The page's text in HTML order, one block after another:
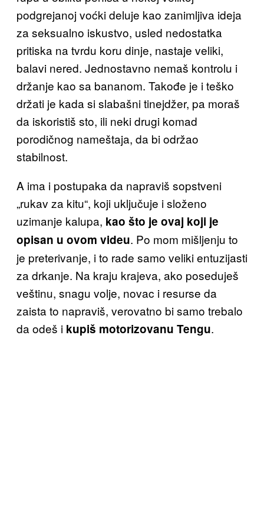
podgrejanoj voćki deluje kao zanimljiva ideja
za seksualno iskustvo, usled nedostatka
pritiska na tvrdu koru dinje, nastaje veliki,
balavi nered. Jednostavno nemaš kontrolu i
držanje kao sa bananom. Takođe je i teško
držati je kada si slabašni tinejdžer, pa moraš
da iskoristiš sto, ili neki drugi komad
porodičnog nameštaja, da bi održao
stabilnost.
A ima i postupaka da napraviš sopstveni
„rukav za kitu“, koji uključuje i složeno
uzimanje kalupa, kao što je ovaj koji je
opisan u ovom videu. Po mom mišljenju to
je preterivanje, i to rade samo veliki entuzijasti
za drkanje. Na kraju krajeva, ako poseduješ
veštinu, snagu volje, novac i resurse da
zaista to napraviš, verovatno bi samo trebalo
da odeš i kupiš motorizovanu Tengu.